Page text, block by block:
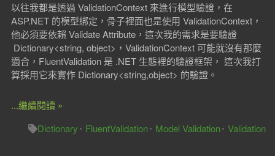
以往我都是透過 ValidationContext 來進行模型驗證，在
ASP.NET 的模型綁定，骨子裡面也是使用 ValidationContext，
他必須要依賴 Validate Attribute，這次我的需求是要驗證
Dictionary<string, object>，ValidationContext 可能就沒有那麼
適合，FluentValidation 是 .NET 生態裡的驗證框架， 這次我打
算採用它來實作 Dictionary<string,object> 的驗證。
...繼續閱讀 »
Dictionary
FluentValidation Model Validation Validation